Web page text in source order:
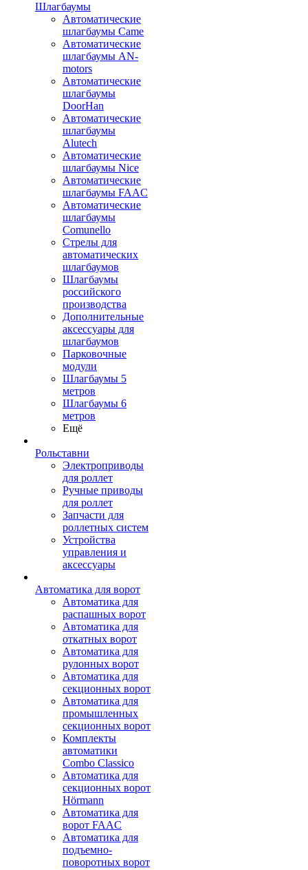
Шлагбаумы
Автоматические
шлагбаумы Came
Автоматические
шлагбаумы AN-
motors
Автоматические
шлагбаумы
DoorHan
Автоматические
шлагбаумы
Alutech
Автоматические
шлагбаумы Nice
Автоматические
шлагбаумы FAAC
Автоматические
шлагбаумы
Comunello
Стрелы для
автоматических
шлагбаумов
Шлагбаумы
российского
производства
Дополнительные
аксессуары для
шлагбаумов
Парковочные
модули
Шлагбаумы 5
метров
Шлагбаумы 6
метров
Ещё
Рольставни
Электроприводы
для роллет
Ручные приводы
для роллет
Запчасти для
роллетных систем
Устройства
управления и
аксессуары
Автоматика для ворот
Автоматика для
распашных ворот
Автоматика для
откатных ворот
Автоматика для
рулонных ворот
Автоматика для
секционных ворот
Автоматика для
промышленных
секционных ворот
Комплекты
автоматики
Combo Classico
Автоматика для
секционных ворот
Hörmann
Автоматика для
ворот FAAC
Автоматика для
подъемно-
поворотных ворот